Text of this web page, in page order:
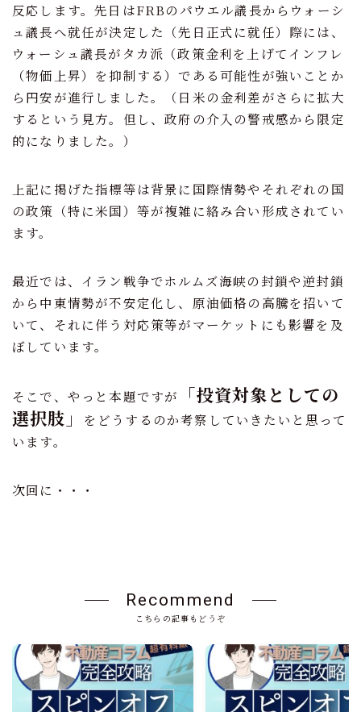
反応します。先日はFRBのパウエル議長からウォーシ
ュ議長へ就任が決定した（先日正式に就任）際には、
ウォーシュ議長がタカ派（政策金利を上げてインフレ
（物価上昇）を抑制する）である可能性が強いことか
ら円安が進行しました。（日米の金利差がさらに拡大
するという見方。但し、政府の介入の警戒感から限定
的になりました。）
上記に掲げた指標等は背景に国際情勢やそれぞれの国
の政策（特に米国）等が複雑に絡み合い形成されてい
ます。
最近では、イラン戦争でホルムズ海峡の封鎖や逆封鎖
から中東情勢が不安定化し、原油価格の高騰を招いて
いて、それに伴う対応策等がマーケットにも影響を及
ぼしています。
そこで、やっと本題ですが
「投資対象としての
選択肢」
をどうするのか考察していきたいと思って
います。
次回に・・・
Recommend
こちらの記事もどうぞ